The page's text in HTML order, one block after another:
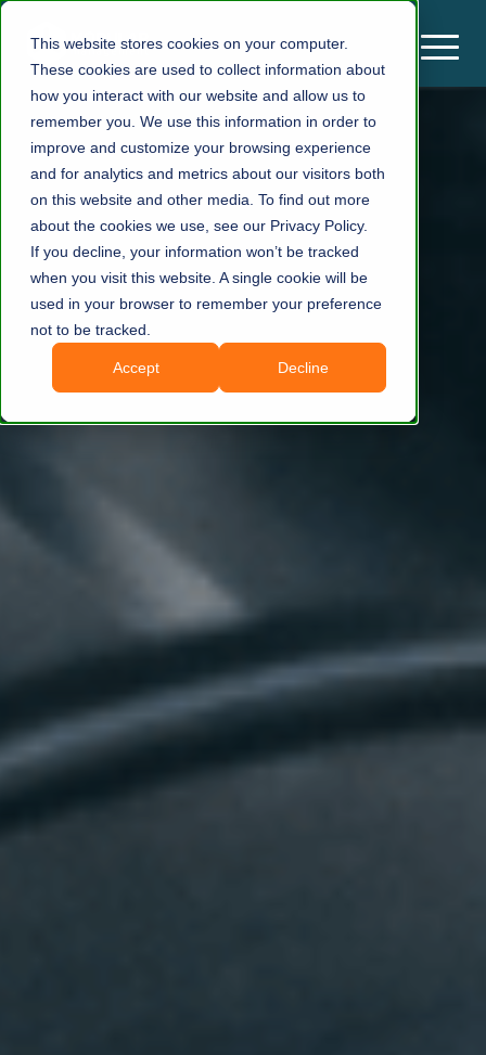
This website stores cookies on your computer.
These cookies are used to collect information about
how you interact with our website and allow us to
remember you. We use this information in order to
improve and customize your browsing experience
and for analytics and metrics about our visitors both
on this website and other media. To find out more
about the cookies we use, see our Privacy Policy.
If you decline, your information won’t be tracked
when you visit this website. A single cookie will be
used in your browser to remember your preference
not to be tracked.
Accept Decline